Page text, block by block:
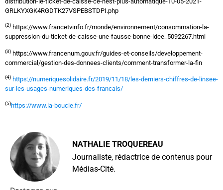
GRLKYXGK4RGDTK27VSPEBSTDPI.php
(2) https://www.francetvinfo.fr/monde/environnement/consommation-la-
suppression-du-ticket-de-caisse-une-fausse-bonne-idee_5092267.html
(3) https://www.francenum.gouv.fr/guides-et-conseils/developpement-
commercial/gestion-des-donnees-clients/comment-transformer-la-fin
(4) https://numeriquesolidaire.fr/2019/11/18/les-derniers-chiffres-de-linsee-
sur-les-usages-numeriques-des-francais/
(5)https://www.la-boucle.fr/
NATHALIE TROQUEREAU
Journaliste, rédactrice de contenus pour
Médias-Cité.